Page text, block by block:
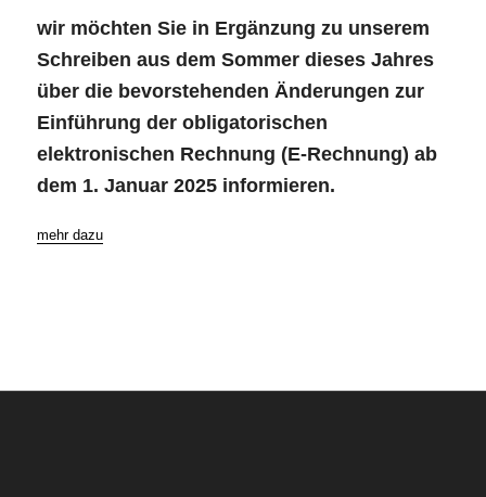
wir möchten Sie in Ergänzung zu unserem
Schreiben aus dem Sommer dieses Jahres
über die bevorstehenden Änderungen zur
Einführung der obligatorischen
elektronischen Rechnung (E-Rechnung) ab
dem 1. Januar 2025 informieren.
mehr dazu